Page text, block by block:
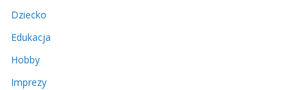
Dziecko
Edukacja
Hobby
Imprezy